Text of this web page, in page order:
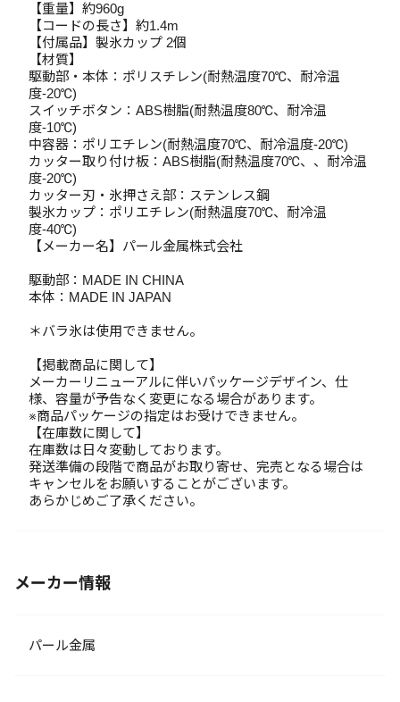
【重量】約960g
【コードの長さ】約1.4m
【付属品】製氷カップ 2個
【材質】
駆動部・本体：ポリスチレン(耐熱温度70℃、耐冷温
度-20℃)
スイッチボタン：ABS樹脂(耐熱温度80℃、耐冷温
度-10℃)
中容器：ポリエチレン(耐熱温度70℃、耐冷温度-20℃)
カッター取り付け板：ABS樹脂(耐熱温度70℃、、耐冷温
度-20℃)
カッター刃・氷押さえ部：ステンレス鋼
製氷カップ：ポリエチレン(耐熱温度70℃、耐冷温
度-40℃)
【メーカー名】パール金属株式会社
駆動部：MADE IN CHINA
本体：MADE IN JAPAN
＊バラ氷は使用できません。
【掲載商品に関して】
メーカーリニューアルに伴いパッケージデザイン、仕
様、容量が予告なく変更になる場合があります。
※商品パッケージの指定はお受けできません。
【在庫数に関して】
在庫数は日々変動しております。
発送準備の段階で商品がお取り寄せ、完売となる場合は
キャンセルをお願いすることがございます。
あらかじめご了承ください。
メーカー情報
パール金属